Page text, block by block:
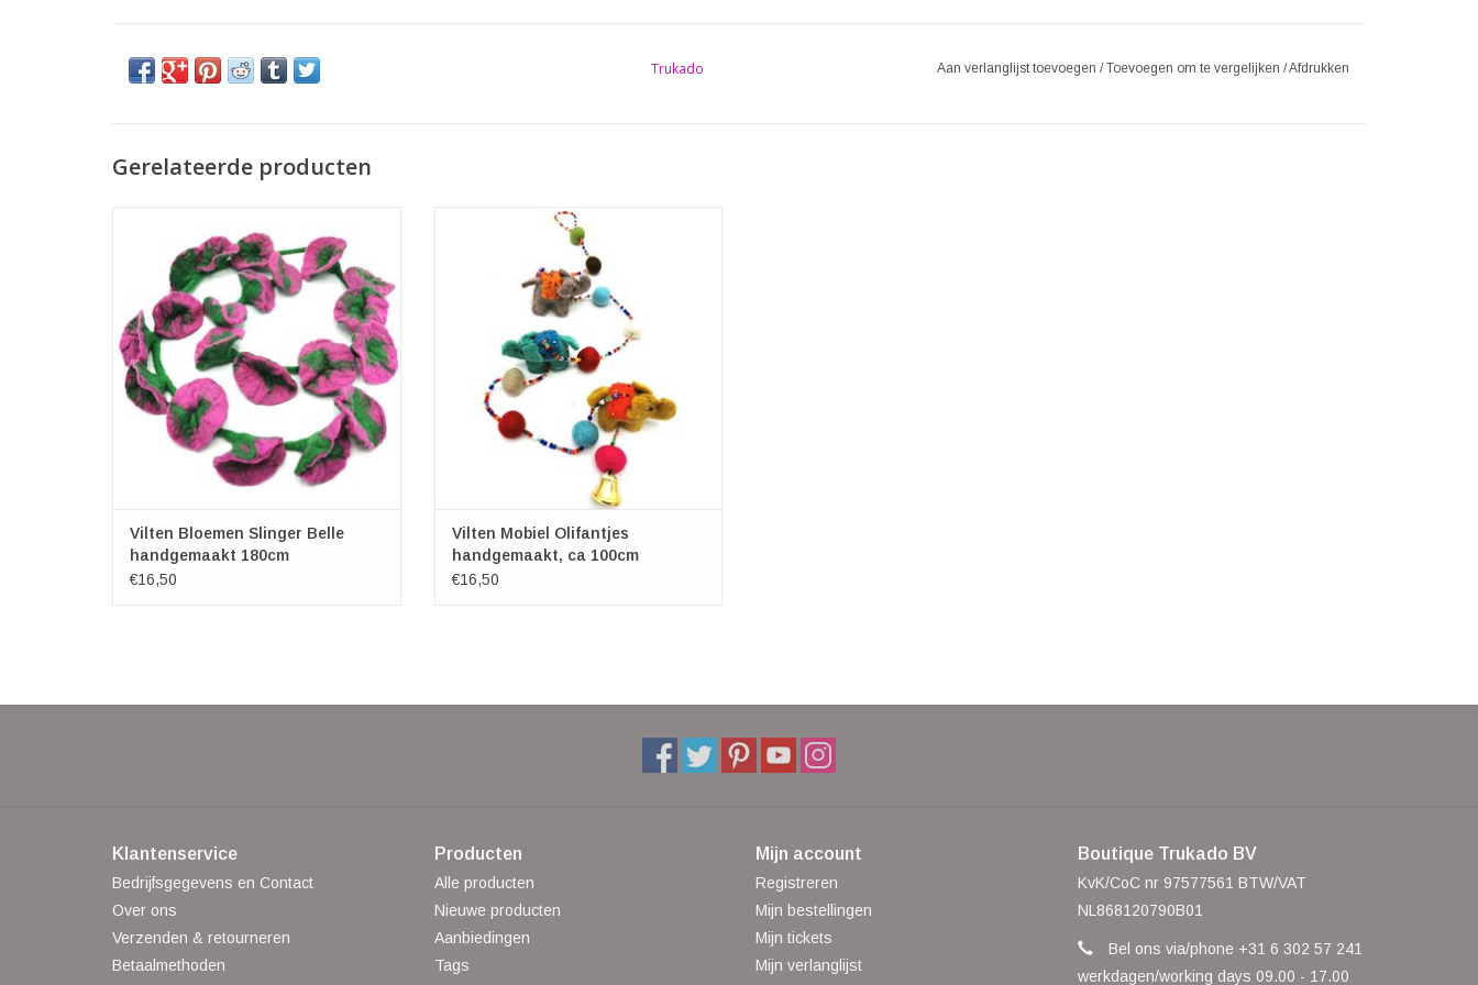
Trukado Aan verlanglijst toevoegen /Toevoegen om te vergelijken /Afdrukken
Gerelateerde producten
Handgemaakt, ca 180cm
TOEVOEGEN AAN WINKELWAGEN
Vilten Bloemen Slinger Belle
handgemaakt 180cm
€16,50
Vilten Mobiel Olifantjes handgemaakt, ca.
100cm
TOEVOEGEN AAN WINKELWAGEN
Vilten Mobiel Olifantjes
handgemaakt, ca 100cm
€16,50
Klantenservice
Bedrijfsgegevens en Contact
Over ons
Verzenden & retourneren
Betaalmethoden
Producten
Alle producten
Nieuwe producten
Aanbiedingen
Tags
Mijn account
Registreren
Mijn bestellingen
Mijn tickets
Mijn verlanglijst
Boutique Trukado BV
KvK/CoC nr 97577561 BTW/VAT
NL868120790B01
Bel ons via/phone +31 6 302 57 241
werkdagen/working days 09.00 - 17.00